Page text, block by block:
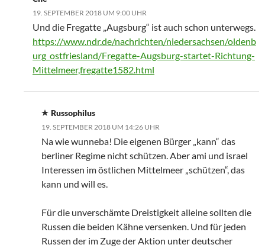
19. SEPTEMBER 2018 UM 9:00 UHR
Und die Fregatte „Augsburg“ ist auch schon unterwegs.
https://www.ndr.de/nachrichten/niedersachsen/oldenb
urg_ostfriesland/Fregatte-Augsburg-startet-Richtung-
Mittelmeer,fregatte1582.html
Russophilus
19. SEPTEMBER 2018 UM 14:26 UHR
Na wie wunneba! Die eigenen Bürger „kann“ das
berliner Regime nicht schützen. Aber ami und israel
Interessen im östlichen Mittelmeer „schützen“, das
kann und will es.
Für die unverschämte Dreistigkeit alleine sollten die
Russen die beiden Kähne versenken. Und für jeden
Russen der im Zuge der Aktion unter deutscher